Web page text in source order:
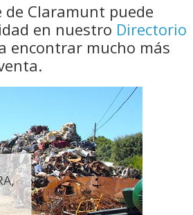
Claramunt puede
en nuestro Directorio
encontrar mucho más